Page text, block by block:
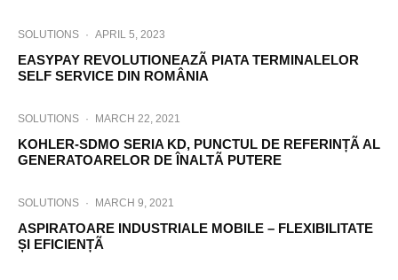
SOLUTIONS · APRIL 5, 2023
EASYPAY REVOLUTIONEAZÃ PIATA TERMINALELOR
SELF SERVICE DIN ROMÂNIA
SOLUTIONS · MARCH 22, 2021
KOHLER-SDMO SERIA KD, PUNCTUL DE REFERINȚÃ AL
GENERATOARELOR DE ÎNALTÃ PUTERE
SOLUTIONS · MARCH 9, 2021
ASPIRATOARE INDUSTRIALE MOBILE – FLEXIBILITATE
ȘI EFICIENȚÃ